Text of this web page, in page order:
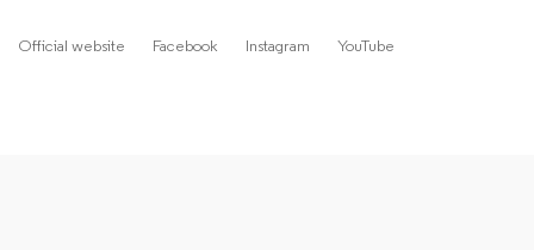
Official website Facebook Instagram YouTube